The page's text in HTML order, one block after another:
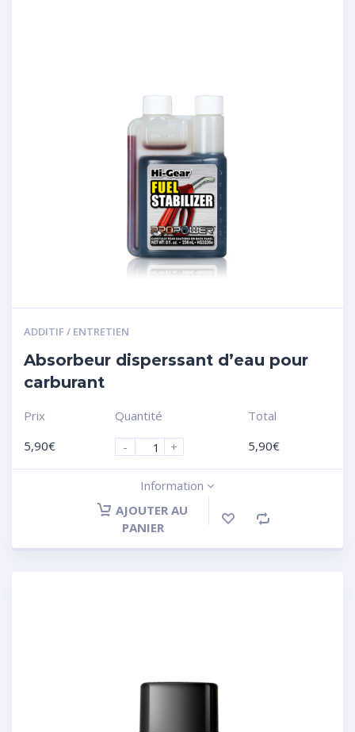
ADDITIF / ENTRETIEN
Absorbeur disperssant d’eau pour
carburant
Prix
5,90€
Quantité
-
+
Total
5,90€
Information
AJOUTER AU
PANIER